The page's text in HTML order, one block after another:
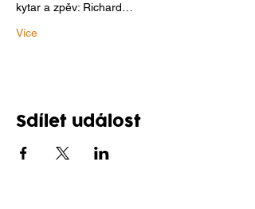
kytar a zpěv: Richard…
Více
Sdílet událost